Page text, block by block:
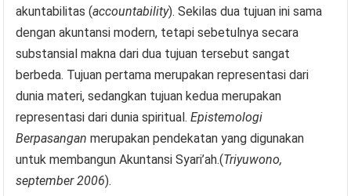
akuntabilitas (accountability). Sekilas dua tujuan ini sama
dengan akuntansi modern, tetapi sebetulnya secara
substansial makna dari dua tujuan tersebut sangat
berbeda. Tujuan pertama merupakan representasi dari
dunia materi, sedangkan tujuan kedua merupakan
representasi dari dunia spiritual.Epistemologi
Berpasanganmerupakan pendekatan yang digunakan
untuk membangun Akuntansi Syari’ah.(Triyuwono,
september 2006).